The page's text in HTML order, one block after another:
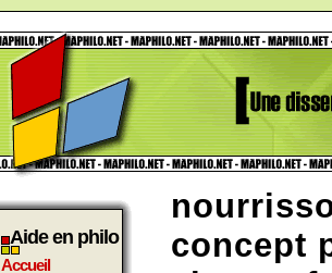
Aide en philo
Accueil
concept